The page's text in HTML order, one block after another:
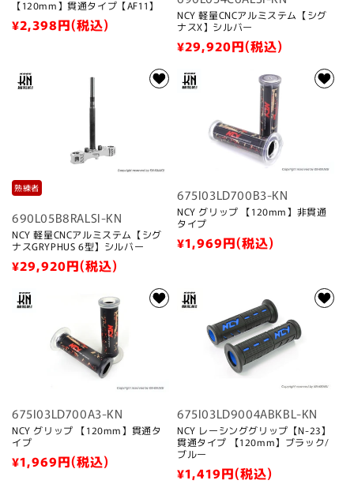
【120mm】貫通タイプ【AF11】
通
格
¥2,398円(税込)
NCY 軽量CNCアルミステム【シグ
ナスX】シルバー
通
価
¥29,920円(税込)
熟練者
690L05B8RALSI-KN
NCY 軽量CNCアルミステム【シグ
ナスGRYPHUS 6型】シルバー
通
価
¥29,920円(税込)
675I03LD700B3-KN
NCY グリップ 【120mm】非貫通
タイプ
通
格
¥1,969円(税込)
675I03LD700A3-KN
NCY グリップ 【120mm】貫通タ
イプ
通
¥1,969円(税込)
675I03LD9004ABKBL-KN
NCY レーシンググリップ【N-23】
貫通タイプ 【120mm】ブラック/
ブルー
通
¥1,419円(税込)